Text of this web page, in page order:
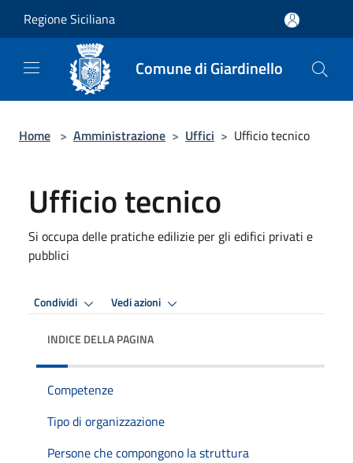
Regione Siciliana
Comune di Giardinello
Home > Amministrazione > Uffici > Ufficio tecnico
Ufficio tecnico
Si occupa delle pratiche edilizie per gli edifici privati e
pubblici
Condividi Vedi azioni
INDICE DELLA PAGINA
Competenze
Tipo di organizzazione
Persone che compongono la struttura